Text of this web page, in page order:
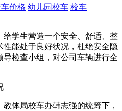
价格 幼儿园校车 校车
学生营造一个安全、舒适、整
能处于良好状况，杜绝安全隐
检查小组，对公司车辆进行全
体局校车办韩志强的统筹下，